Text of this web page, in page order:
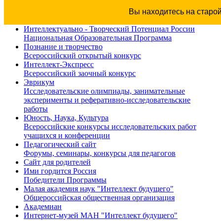
Вы находитесь на
Интеллектуально - Творческий Потенциал России
Национальная Образовательная Программа
Познание и творчество
Всероссийский открытый конкурс
Интеллект-Экспресс
Всероссийский заочный конкурс
Эврикум
Исследовательские олимпиады, занимательные
эксперименты и реферативно-исследовательские
работы
Юность, Наука, Культура
Всероссийские конкурсы исследовательских работ
учащихся и конференции
Педагогический сайт
Форумы, семинары, конкурсы для педагогов
Сайт для родителей
Ими гордится Россия
Победители Программы
Малая академия наук "Интеллект будущего"
Общероссийская общественная организация
Академиан
Интернет-музей МАН "Интеллект будущего"